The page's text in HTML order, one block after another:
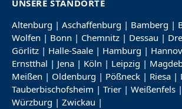
UNSERE STANDORTE
Altenburg | Aschaffenburg | Bamberg |
Wolfen | Bonn | Chemnitz | Dessau |
Görlitz | Halle-Saale | Hamburg |
Ernstthal | Jena | Köln | Leipzig |
Meißen | Oldenburg | Pößneck | Riesa |
Tauberbischofsheim | Trier | Weißenfels |
Würzburg | Zwickau |